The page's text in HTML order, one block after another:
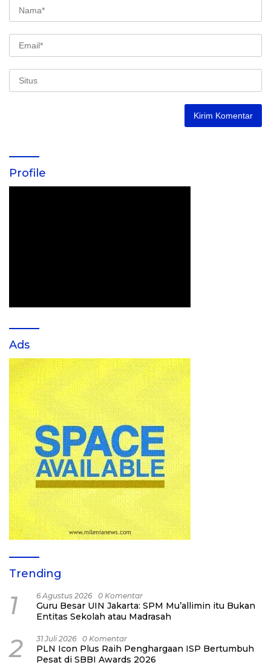
Profile
Ads
Trending
1 6 Agustus 2026 0 Komentar
Guru Besar UIN Jakarta: SPM Mu’allimin itu Bukan
Entitas Sekolah atau Madrasah
2 31 Juli 2026 0 Komentar
PLN Icon Plus Raih Penghargaan ISP Bertumbuh
Pesat di SBBI Awards 2026